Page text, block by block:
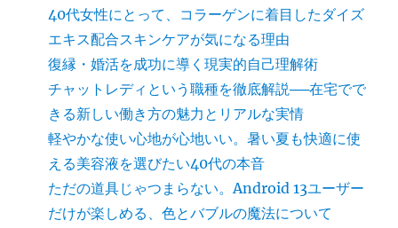
40代女性にとって、コラーゲンに着目したダイズ
エキス配合スキンケアが気になる理由
復縁・婚活を成功に導く現実的自己理解術
チャットレディという職種を徹底解説──在宅でで
きる新しい働き方の魅力とリアルな実情
軽やかな使い心地が心地いい。暑い夏も快適に使
える美容液を選びたい40代の本音
ただの道具じゃつまらない。Android 13ユーザー
だけが楽しめる、色とバブルの魔法について